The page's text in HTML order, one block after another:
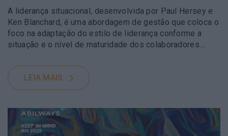
A liderança situacional, desenvolvida por Paul Hersey e
Ken Blanchard, é uma abordagem de gestão que coloca o
foco na adaptação do estilo de liderança conforme a
situação e o nível de maturidade dos colaboradores….
LEIA MAIS